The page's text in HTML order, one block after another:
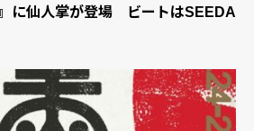
に仙人掌が登場 ビートはSEEDA